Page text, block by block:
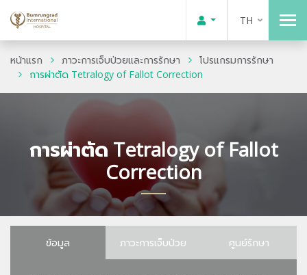
TH
หน้าแรก ภาวะการเจ็บป่วยและการรักษา
โปรแกรมการรักษา
การผ่าตัด Tetralogy of Fallot Correction
การผ่าตัด Tetralogy of Fallot
Correction
ข้อมูล ภาวะการเจ็บป่วย ศูนย์รักษา